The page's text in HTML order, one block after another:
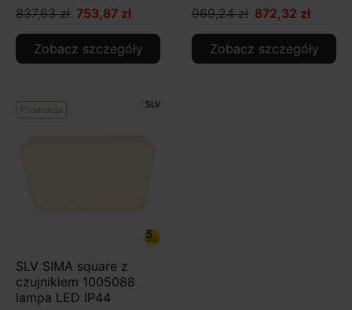
837,63 zł 753,87 zł
Zobacz szczegóły
969,24 zł 872,32 zł
Zobacz szczegóły
Promocja
SLV SIMA square z
czujnikiem 1005088
lampa LED IP44